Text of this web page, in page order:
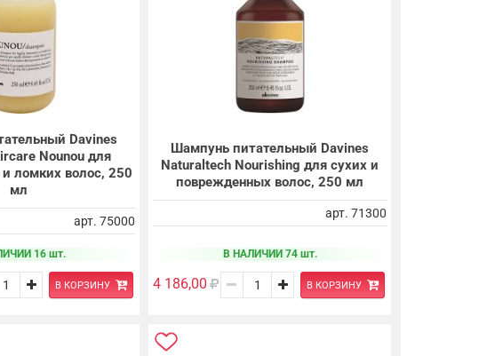
Davines
Nounou для
ломких волос, 250
мл
арт. 75000
16 шт.
В КОРЗИНУ
Шампунь питательный Davines
Naturaltech Nourishing для сухих и
поврежденных волос, 250 мл
арт. 71300
В НАЛИЧИИ 74 шт.
4 186,00 В КОРЗИНУ